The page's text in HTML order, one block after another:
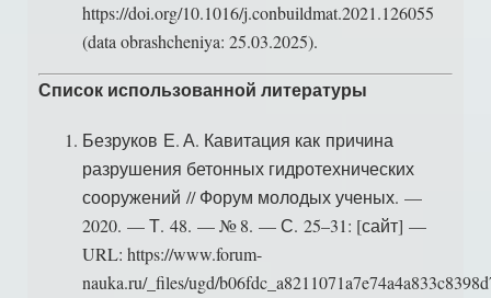
https://doi.org/10.1016/j.conbuildmat.2021.126055
(data obrashcheniya: 25.03.2025).
Список использованной литературы
Безруков Е. А. Кавитация как причина
разрушения бетонных гидротехнических
сооружений // Форум молодых ученых. —
2020. — Т. 48. — № 8. — С. 25–31: [сайт] —
URL: https://www.forum-
nauka.ru/_files/ugd/